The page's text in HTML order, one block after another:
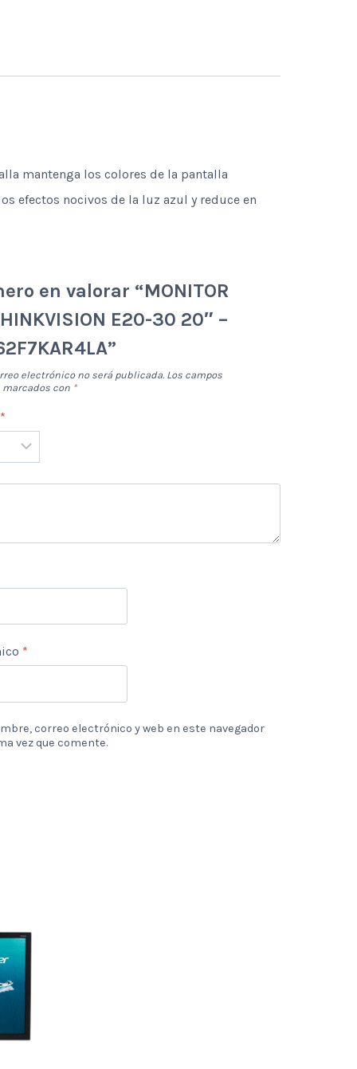
mantenga los colores de la pantalla
efectos nocivos de la luz azul y reduce en
en valorar “MONITOR
E20-30 20″ –
electrónico no será publicada. Los campos
con *
*
*
correo electrónico y web en este navegador
vez que comente.